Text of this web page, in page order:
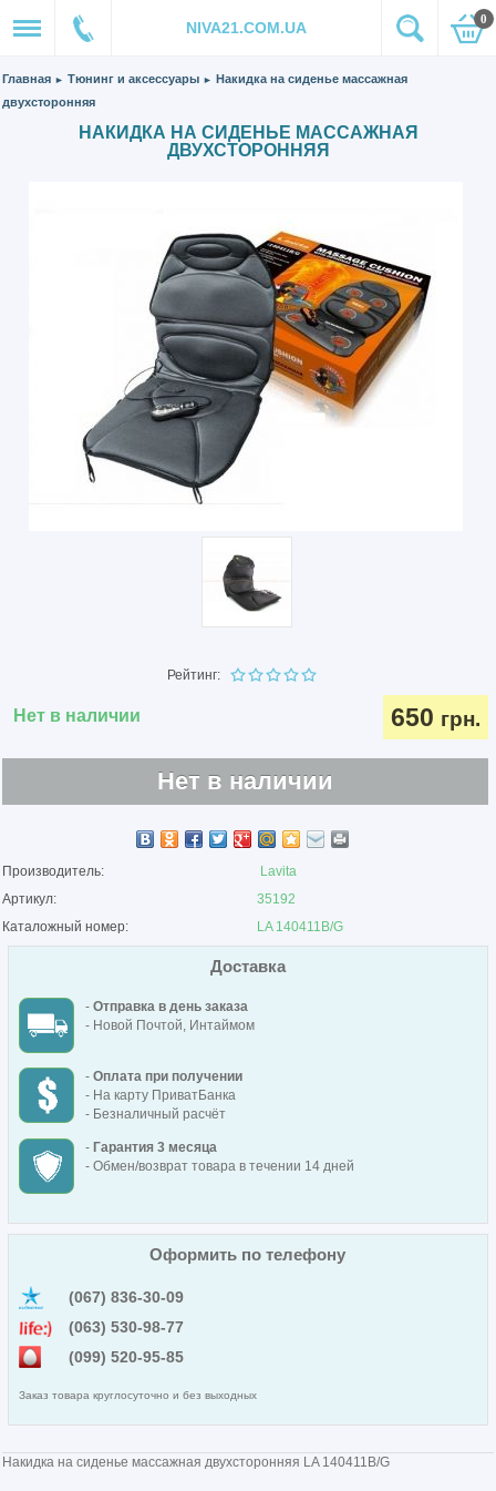
NIVA21.COM.UA 0
Главная ► Тюнинг и аксессуары ► Накидка на сиденье массажная
двухсторонняя
НАКИДКА НА СИДЕНЬЕ МАССАЖНАЯ
ДВУХСТОРОННЯЯ
Рейтинг:
Нет в наличии 650 грн.
Нет в наличии
Производитель:
Lavita
Артикул:
35192
Каталожный номер:
LA 140411B/G
Доставка
- Отправка в день заказа
- Новой Почтой, Интаймом
- Оплата при получении
- На карту ПриватБанка
- Безналичный расчёт
- Гарантия 3 месяца
- Обмен/возврат товара в течении 14 дней
Оформить по телефону
(067) 836-30-09
(063) 530-98-77
(099) 520-95-85
Заказ товара круглосуточно и без выходных
Накидка на сиденье массажная двухсторонняя LA 140411B/G